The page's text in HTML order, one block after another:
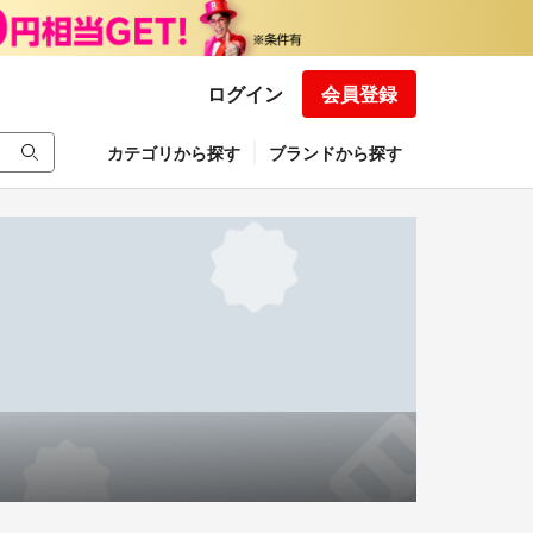
ログイン 会員登録
カテゴリから探す ブランドから探す